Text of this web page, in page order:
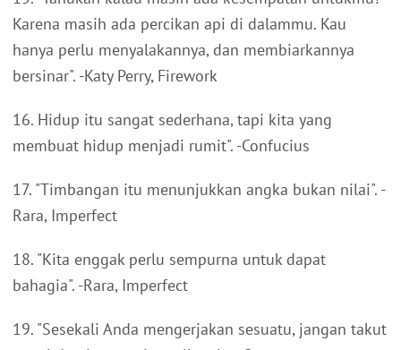
Karena masih ada percikan api di dalammu. Kau
hanya perlu menyalakannya, dan membiarkannya
bersinar". -Katy Perry, Firework
16. Hidup itu sangat sederhana, tapi kita yang
membuat hidup menjadi rumit". -Confucius
17. "Timbangan itu menunjukkan angka bukan nilai". -
Rara, Imperfect
18. "Kita enggak perlu sempurna untuk dapat
bahagia". -Rara, Imperfect
19. "Sesekali Anda mengerjakan sesuatu, jangan takut